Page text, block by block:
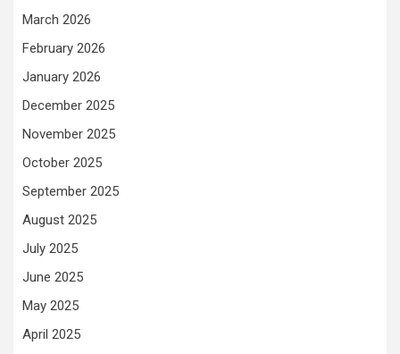
March 2026
February 2026
January 2026
December 2025
November 2025
October 2025
September 2025
August 2025
July 2025
June 2025
May 2025
April 2025